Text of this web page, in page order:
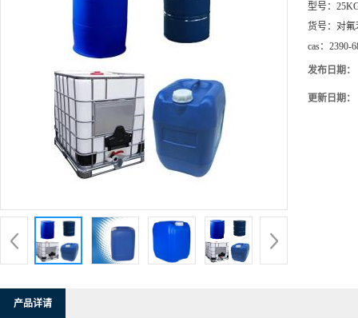
型号：
货号： 对氟
cas： 2390-
发布日期：
更新日期：
产品详请